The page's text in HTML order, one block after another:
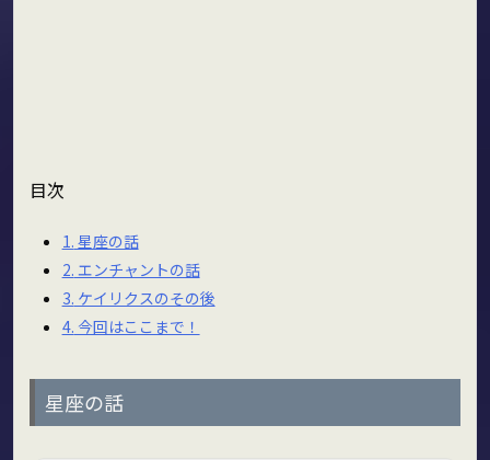
目次
1. 星座の話
2. エンチャントの話
3. ケイリクスのその後
4. 今回はここまで！
星座の話